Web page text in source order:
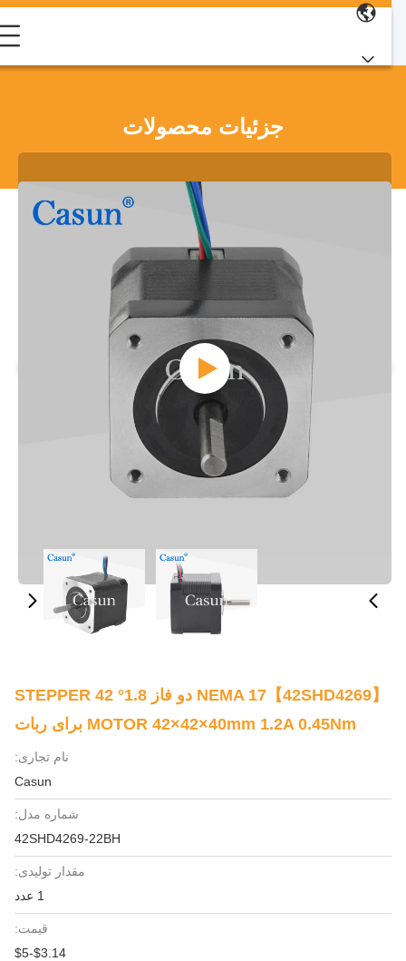
جزئیات محصولات
【42SHD4269】NEMA 17 دو فاز 1.8° 42 STEPPER
MOTOR 42×42×40mm 1.2A 0.45Nm برای ربات
نام تجاری:
Casun
شماره مدل:
42SHD4269-22BH
مقدار تولیدی:
قیمت:
$3.14-$5